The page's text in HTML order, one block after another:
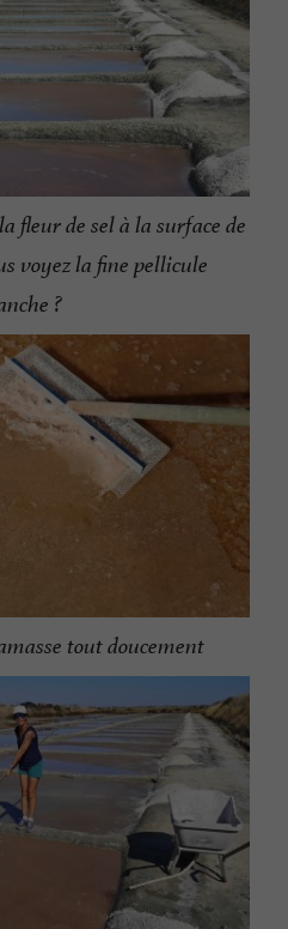
fleur de sel à la surface de
voyez la fine pellicule
?
tout doucement